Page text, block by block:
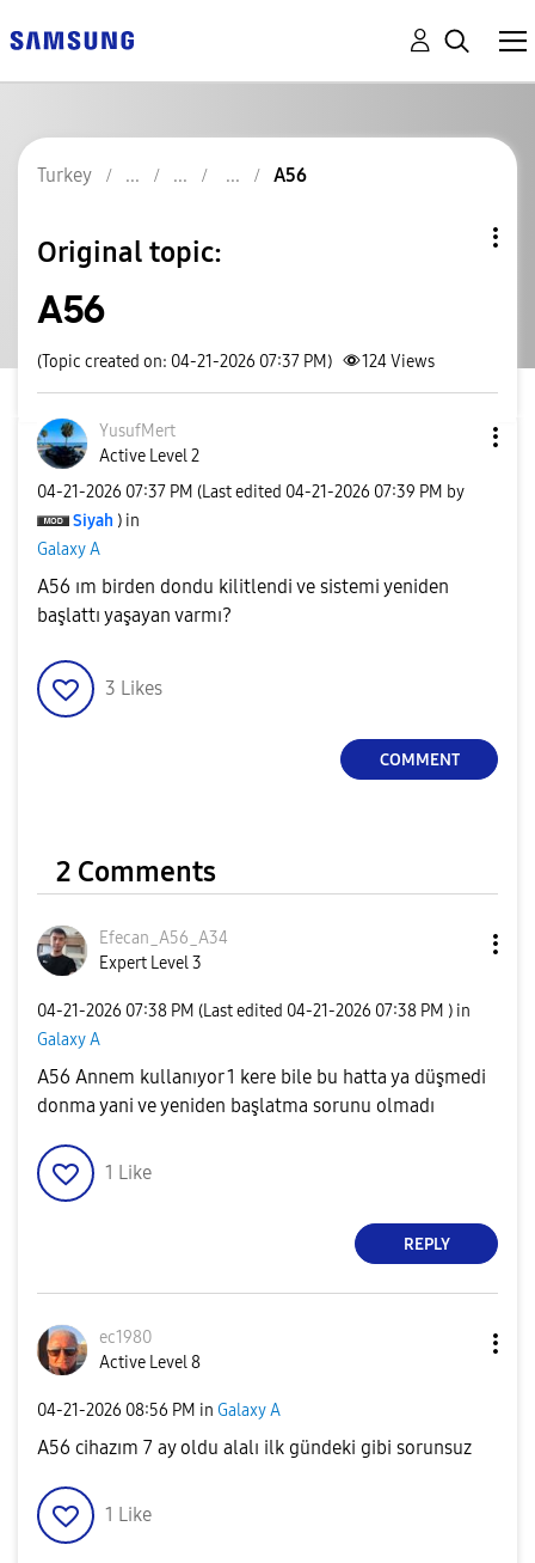
Turkey A56
Original topic:
A56
(Topic created on: 04-21-2026 07:37 PM) 124Views
YusufMert
Active Level 2
‎04-21-2026 07:37 PM (Last edited ‎04-21-2026 07:39 PM by
Siyah ) in
Galaxy A
A56 ım birden dondu kilitlendi ve sistemi yeniden
başlattı yaşayan varmı?
3 Likes
COMMENT
2 Comments
Efecan_A56_A34
Expert Level 3
‎04-21-2026 07:38 PM (Last edited ‎04-21-2026 07:38 PM ) in
Galaxy A
A56 Annem kullanıyor 1 kere bile bu hatta ya düşmedi
donma yani ve yeniden başlatma sorunu olmadı
1 Like
REPLY
ec1980
Active Level 8
‎04-21-2026 08:56 PM in Galaxy A
A56 cihazım 7 ay oldu alalı ilk gündeki gibi sorunsuz
1 Like